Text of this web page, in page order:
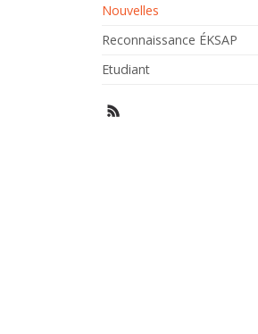
Nouvelles
Reconnaissance ÉKSAP
Etudiant